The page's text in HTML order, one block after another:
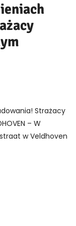
Strażacy
– W
w Veldhoven